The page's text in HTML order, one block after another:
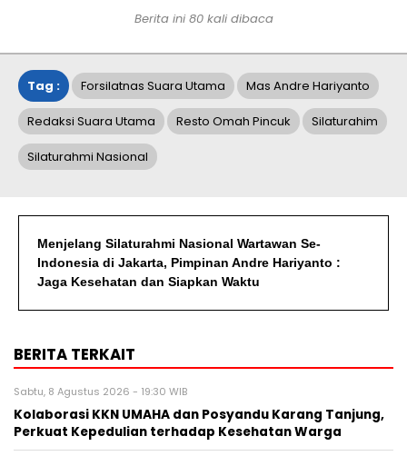
Berita ini 80kali dibaca
Tag : Forsilatnas Suara Utama Mas Andre Hariyanto
Redaksi Suara Utama Resto Omah Pincuk Silaturahim
Silaturahmi Nasional
Menjelang Silaturahmi Nasional Wartawan Se-
Indonesia di Jakarta, Pimpinan Andre Hariyanto :
Jaga Kesehatan dan Siapkan Waktu
BERITA TERKAIT
Sabtu, 8 Agustus 2026 - 19:30 WIB
Kolaborasi KKN UMAHA dan Posyandu Karang Tanjung,
Perkuat Kepedulian terhadap Kesehatan Warga